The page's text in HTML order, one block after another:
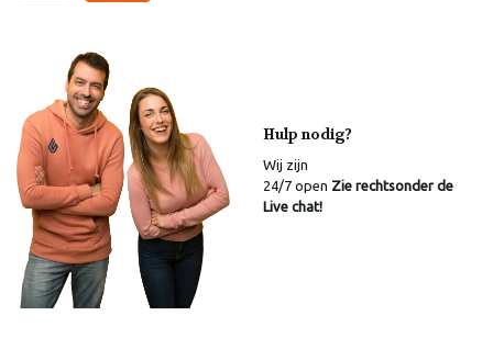
Hulp nodig?
Wij zijn
24/7 open Zie rechtsonder de
Live chat!